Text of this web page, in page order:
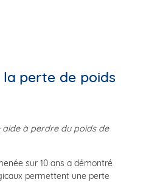
perte de poids
aide à perdre du poids de
sur 10 ans a démontré
permettent une perte